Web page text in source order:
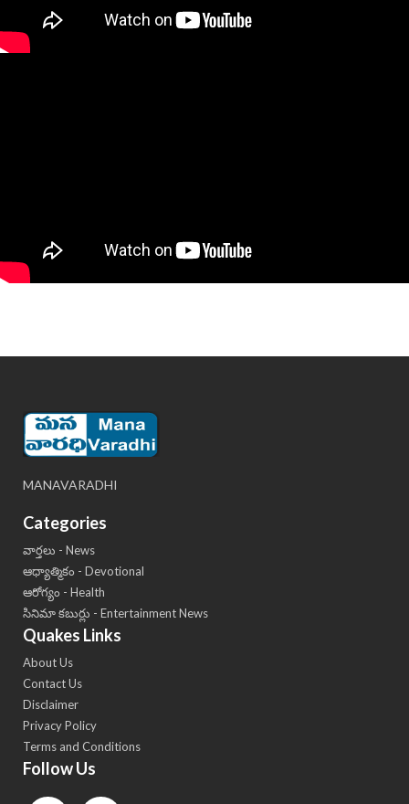
MANAVARADHI
Categories
వార్తలు - News
ఆధ్యాత్మికం - Devotional
ఆరోగ్యం - Health
సినిమా కబుర్లు - Entertainment News
Quakes Links
About Us
Contact Us
Disclaimer
Privacy Policy
Terms and Conditions
Follow Us